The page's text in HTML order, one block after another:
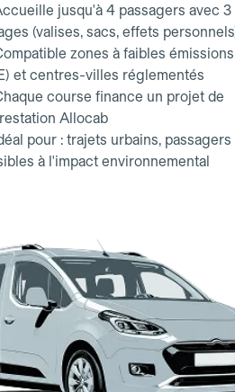
jusqu'à 4 passagers avec 3
(valises, sacs, effets
zones à faibles émissions
et centres-villes réglementés
course finance un projet de
Allocab
pour : trajets urbains, passagers
à l'impact environnemental